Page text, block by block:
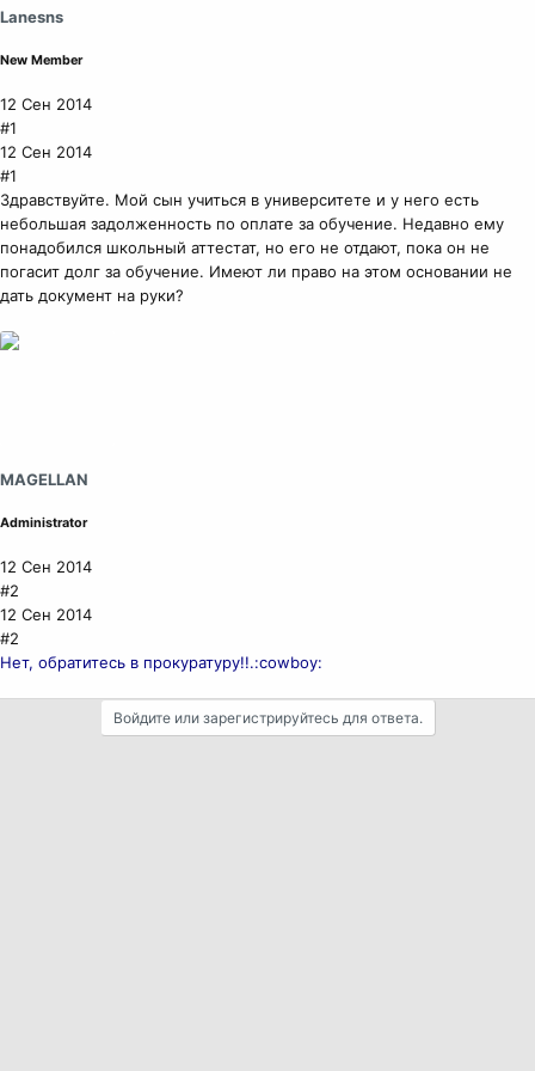
Lanesns
New Member
12 Сен 2014
#1
12 Сен 2014
#1
Здравствуйте. Мой сын учиться в университете и у него есть
небольшая задолженность по оплате за обучение. Недавно ему
понадобился школьный аттестат, но его не отдают, пока он не
погасит долг за обучение. Имеют ли право на этом основании не
дать документ на руки?
MAGELLAN
Administrator
12 Сен 2014
#2
12 Сен 2014
#2
Нет, обратитесь в прокуратуру!!.:cowboy:
Войдите или зарегистрируйтесь для ответа.